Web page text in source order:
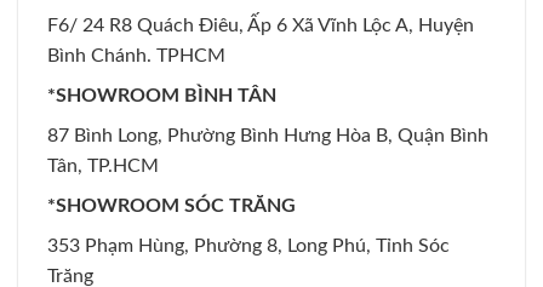
F6/ 24 R8 Quách Điêu, Ấp 6 Xã Vĩnh Lộc A, Huyện
Bình Chánh. TPHCM
*SHOWROOM BÌNH TÂN
87 Bình Long, Phường Bình Hưng Hòa B, Quận Bình
Tân, TP.HCM
*SHOWROOM SÓC TRĂNG
353 Phạm Hùng, Phường 8, Long Phú, Tỉnh Sóc
Trăng